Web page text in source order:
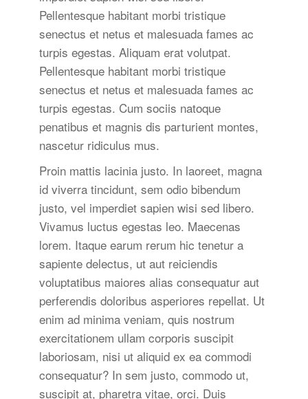
Pellentesque habitant morbi tristique
senectus et netus et malesuada fames ac
turpis egestas. Aliquam erat volutpat.
Pellentesque habitant morbi tristique
senectus et netus et malesuada fames ac
turpis egestas. Cum sociis natoque
penatibus et magnis dis parturient montes,
nascetur ridiculus mus.
Proin mattis lacinia justo. In laoreet, magna
id viverra tincidunt, sem odio bibendum
justo, vel imperdiet sapien wisi sed libero.
Vivamus luctus egestas leo. Maecenas
lorem. Itaque earum rerum hic tenetur a
sapiente delectus, ut aut reiciendis
voluptatibus maiores alias consequatur aut
perferendis doloribus asperiores repellat. Ut
enim ad minima veniam, quis nostrum
exercitationem ullam corporis suscipit
laboriosam, nisi ut aliquid ex ea commodi
consequatur? In sem justo, commodo ut,
suscipit at, pharetra vitae, orci. Duis